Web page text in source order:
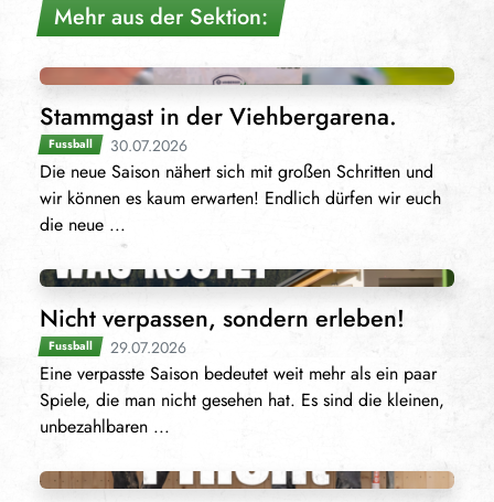
Mehr aus der Sektion:
Stammgast in der Viehbergarena.
Fussball 30.07.2026
Die neue Saison nähert sich mit großen Schritten und
wir können es kaum erwarten! Endlich dürfen wir euch
die neue ...
Nicht verpassen, sondern erleben!
Fussball 29.07.2026
Eine verpasste Saison bedeutet weit mehr als ein paar
Spiele, die man nicht gesehen hat. Es sind die kleinen,
unbezahlbaren ...